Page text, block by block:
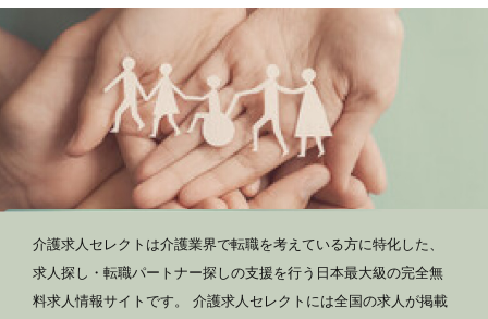
介護求人セレクトは介護業界で転職を考えている方に特化した、
求人探し・転職パートナー探しの支援を行う日本最大級の完全無
料求人情報サイトです。 介護求人セレクトには全国の求人が掲載